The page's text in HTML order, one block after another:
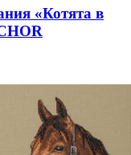
«Котята в